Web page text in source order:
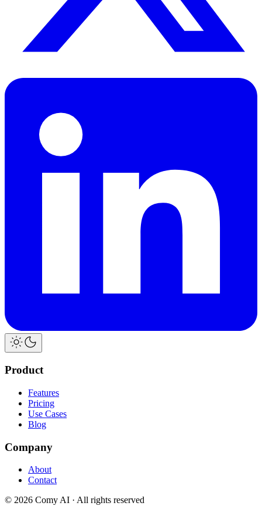
Product
Features
Pricing
Use Cases
Blog
Company
About
Contact
© 2026 Comy AI · All rights reserved